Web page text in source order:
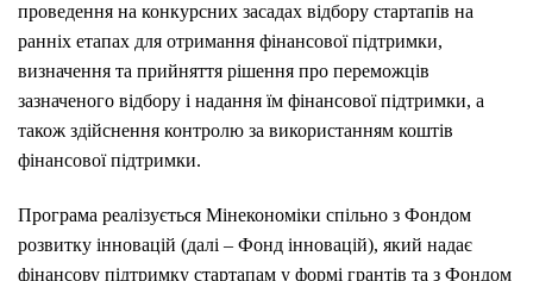
проведення на конкурсних засадах відбору стартапів на
ранніх етапах для отримання фінансової підтримки,
визначення та прийняття рішення про переможців
зазначеного відбору і надання їм фінансової підтримки, а
також здійснення контролю за використанням коштів
фінансової підтримки.
Програма реалізується Мінекономіки спільно з Фондом
розвитку інновацій (далі – Фонд інновацій), який надає
фінансову підтримку стартапам у формі грантів та з Фондом